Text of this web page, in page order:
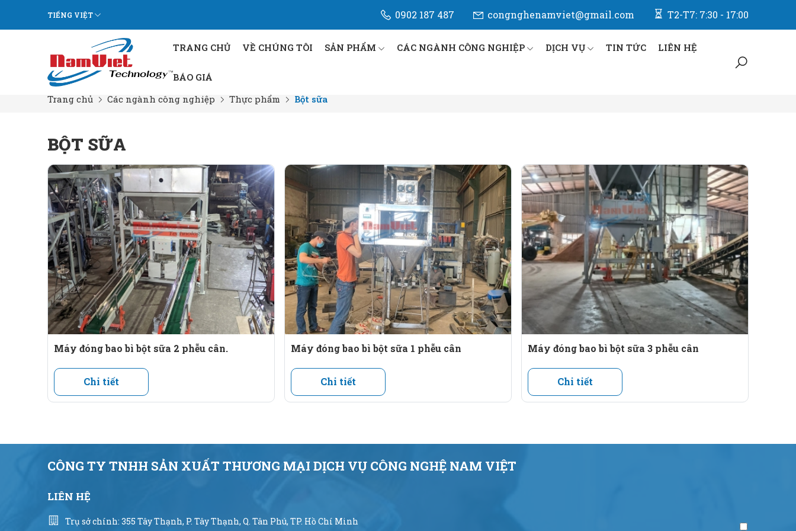
TIẾNG VIỆT 0902 187 487 congnghenamviet@gmail.com T2-T7: 7:30 - 17:00
TRANG CHỦ VỀ CHÚNG TÔI SẢN PHẨM CÁC NGÀNH CÔNG NGHIỆP DỊCH VỤ TIN TỨC LIÊN HỆ
BÁO GIÁ
Trang chủ
Các ngành công nghiệp Thực phẩm Bột sữa
BỘT SỮA
Máy đóng bao bì bột sữa 2 phễu cân.
Chi tiết
Máy đóng bao bì bột sữa 1 phễu cân
Chi tiết
Máy đóng bao bì bột sữa 3 phễu cân
Chi tiết
CÔNG TY TNHH SẢN XUẤT THƯƠNG MẠI DỊCH VỤ CÔNG NGHỆ NAM VIỆT
LIÊN HỆ
Trụ sở chính: 355 Tây Thạnh, P. Tây Thạnh, Q. Tân Phú, TP. Hồ Chí Minh